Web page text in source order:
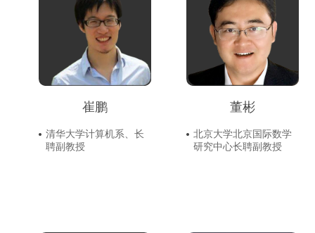
崔鹏
清华大学计算机系、长
聘副教授
董彬
北京大学北京国际数学
研究中心长聘副教授